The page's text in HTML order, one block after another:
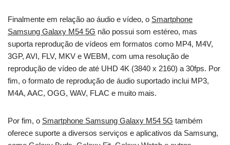
Finalmente em relação ao áudio e vídeo, o Smartphone
Samsung Galaxy M54 5G não possui som estéreo, mas
suporta reprodução de vídeos em formatos como MP4, M4V,
3GP, AVI, FLV, MKV e WEBM, com uma resolução de
reprodução de vídeo de até UHD 4K (3840 x 2160) a 30fps. Por
fim, o formato de reprodução de áudio suportado inclui MP3,
M4A, AAC, OGG, WAV, FLAC e muito mais.
Por fim, o Smartphone Samsung Galaxy M54 5G também
oferece suporte a diversos serviços e aplicativos da Samsung,